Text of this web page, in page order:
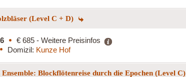
(Level C + D)
€ 685 - Weitere Preisinfos
Domizil: Kunze Hof
Blockflötenreise durch die Epochen (Level C)